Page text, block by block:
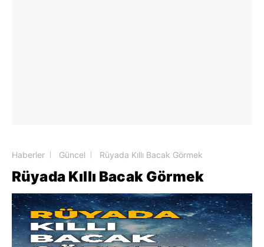
Haberler Güncel Rüyada Kıllı Bacak Görmek
Rüyada Kıllı Bacak Görmek